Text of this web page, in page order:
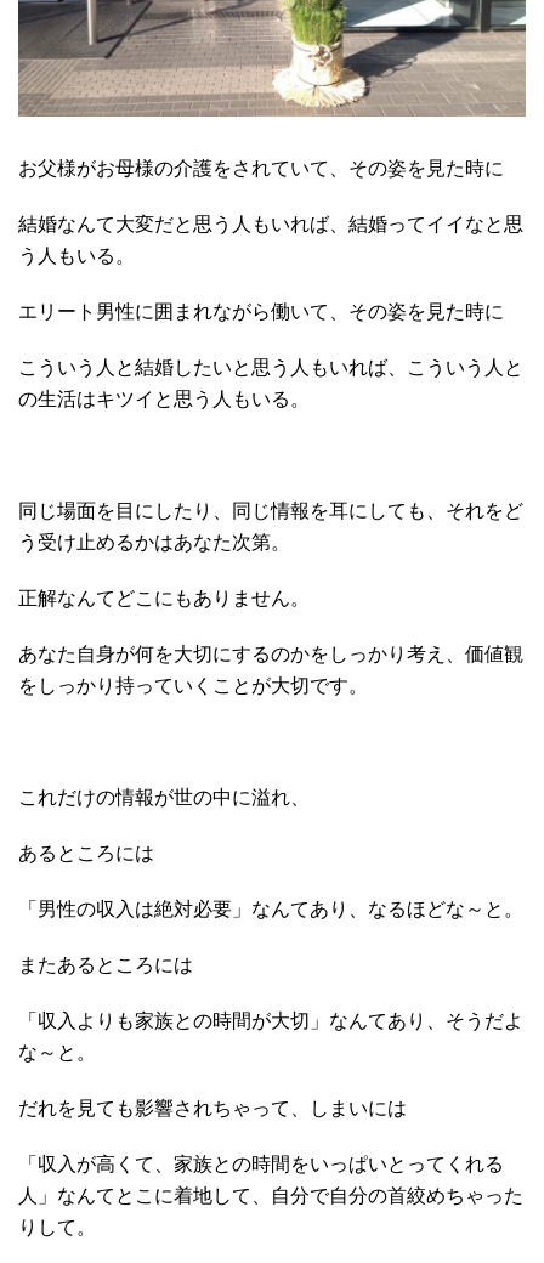
お父様がお母様の介護をされていて、その姿を見た時に
結婚なんて大変だと思う人もいれば、結婚ってイイなと思
う人もいる。
エリート男性に囲まれながら働いて、その姿を見た時に
こういう人と結婚したいと思う人もいれば、こういう人と
の生活はキツイと思う人もいる。
同じ場面を目にしたり、同じ情報を耳にしても、それをど
う受け止めるかはあなた次第。
正解なんてどこにもありません。
あなた自身が何を大切にするのかをしっかり考え、価値観
をしっかり持っていくことが大切です。
これだけの情報が世の中に溢れ、
あるところには
「男性の収入は絶対必要」なんてあり、なるほどな～と。
またあるところには
「収入よりも家族との時間が大切」なんてあり、そうだよ
な～と。
だれを見ても影響されちゃって、しまいには
「収入が高くて、家族との時間をいっぱいとってくれる
人」なんてとこに着地して、自分で自分の首絞めちゃった
りして。